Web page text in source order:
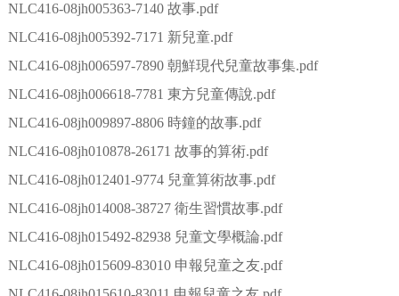
NLC416-08jh005363-7140 故事.pdf
NLC416-08jh005392-7171 新兒童.pdf
NLC416-08jh006597-7890 朝鮮現代兒童故事集.pdf
NLC416-08jh006618-7781 東方兒童傳說.pdf
NLC416-08jh009897-8806 時鐘的故事.pdf
NLC416-08jh010878-26171 故事的算術.pdf
NLC416-08jh012401-9774 兒童算術故事.pdf
NLC416-08jh014008-38727 衛生習慣故事.pdf
NLC416-08jh015492-82938 兒童文學概論.pdf
NLC416-08jh015609-83010 申報兒童之友.pdf